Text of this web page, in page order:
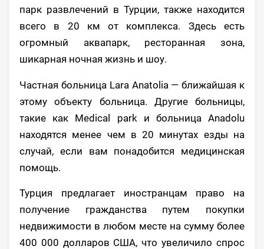
парк развлечений в Турции, также находится
всего в 20 км от комплекса. Здесь есть
огромный аквапарк, ресторанная зона,
шикарная ночная жизнь и шоу.
Частная больница Lara Anatolia — ближайшая к
этому объекту больница. Другие больницы,
такие как Medical park и больница Anadolu
находятся менее чем в 20 минутах езды на
случай, если вам понадобится медицинская
помощь.
Турция предлагает иностранцам право на
получение гражданства путем покупки
недвижимости в любом месте на сумму более
400 000 долларов США, что увеличило спрос